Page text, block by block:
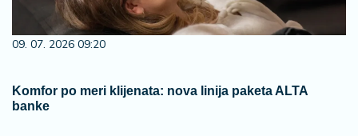
09. 07. 2026 09:20
Komfor po meri klijenata: nova linija paketa ALTA
banke